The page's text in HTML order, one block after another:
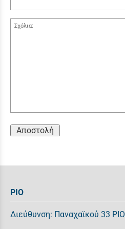
Σχόλια:
Αποστολή
ΡΙΟ
Διεύθυνση: Παναχαϊκού 33 ΡΙΟ